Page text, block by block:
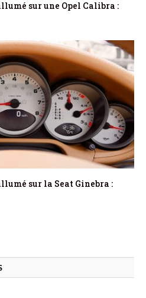
sur une Opel Calibra :
sur la Seat Ginebra :